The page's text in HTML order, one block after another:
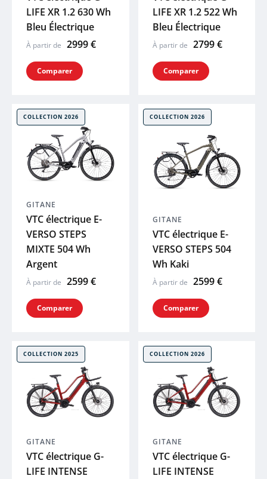
LIFE XR 1.2 630 Wh
Bleu Électrique
À partir de 2999 €
Comparer
LIFE XR 1.2 522 Wh
Bleu Électrique
À partir de 2799 €
Comparer
COLLECTION 2026
GITANE
VTC électrique E-
VERSO STEPS
MIXTE 504 Wh
Argent
À partir de 2599 €
Comparer
COLLECTION 2026
GITANE
VTC électrique E-
VERSO STEPS 504
Wh Kaki
À partir de 2599 €
Comparer
COLLECTION 2025
GITANE
VTC électrique G-
LIFE INTENSE
COLLECTION 2026
GITANE
VTC électrique G-
LIFE INTENSE